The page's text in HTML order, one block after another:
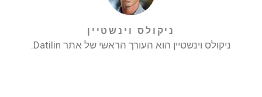
ניקולס וינשטיין
ניקולס וינשטיין הוא העורך הראשי של אתר Datilin.